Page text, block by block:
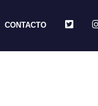
CONTACTO